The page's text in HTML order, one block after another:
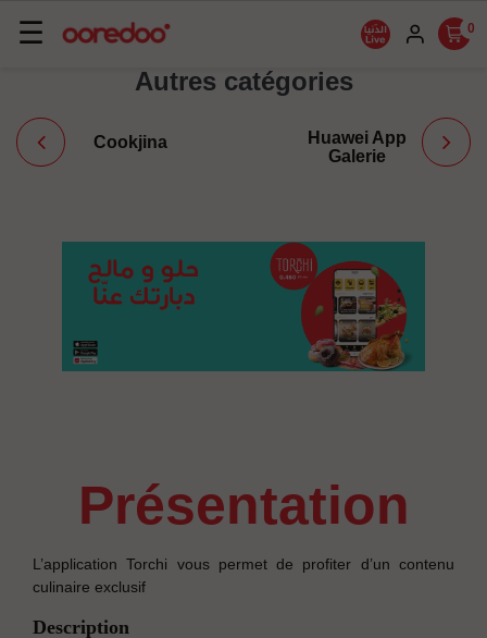
Basculer
navigation
☰ 0
Autres catégories
Cookjina
Huawei App
Galerie
présentation
L’application Torchi vous permet de profiter d’un contenu
culinaire exclusif
Description